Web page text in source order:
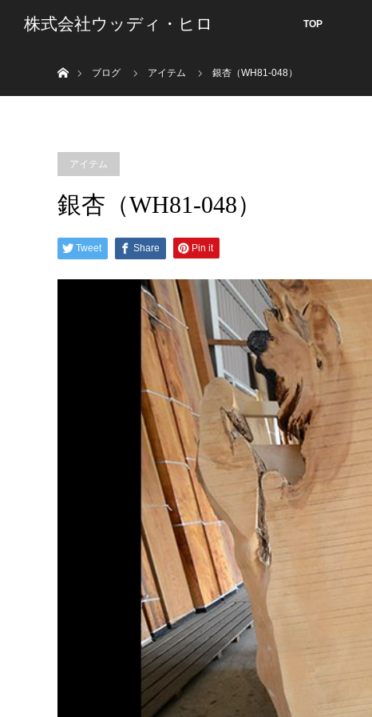
株式会社ウッディ・ヒロ TOP
ブログ
アイテム 銀杏（WH81-048）
アイテム
銀杏（WH81-048）
Tweet Share Pin it